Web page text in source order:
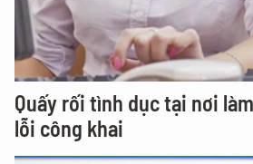
Quấy rối tình dục tại nơi
lỗi công khai